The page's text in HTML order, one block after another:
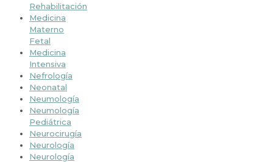
Rehabilitación
Medicina
Materno
Fetal
Medicina
Intensiva
Nefrología
Neonatal
Neumología
Neumología
Pediátrica
Neurocirugía
Neurología
Neurología